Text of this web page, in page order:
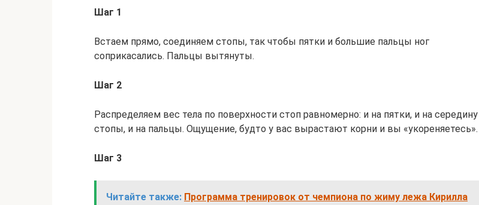
Шаг 1
Встаем прямо, соединяем стопы, так чтобы пятки и большие пальцы ног
соприкасались. Пальцы вытянуты.
Шаг 2
Распределяем вес тела по поверхности стоп равномерно: и на пятки, и на середину
стопы, и на пальцы. Ощущение, будто у вас вырастают корни и вы «укореняетесь».
Шаг 3
Читайте также: Программа тренировок от чемпиона по жиму лежа Кирилла